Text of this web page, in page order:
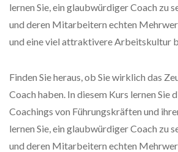
lernen Sie, ein glaubwürdiger Coach zu
und deren Mitarbeitern echten
und eine viel attraktivere Arbeitskultur
Finden Sie heraus, ob Sie wirklich das
Coach haben. In diesem Kurs lernen Sie
Coachings von Führungskräften und
lernen Sie, ein glaubwürdiger Coach zu
und deren Mitarbeitern echten